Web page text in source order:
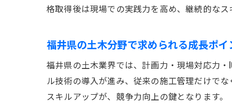
格取得後は現場での実践力を高め、継続的な
福井県の土木分野で求められる成長ポイ
福井県の土木業界では、計画力・現場対応力・
ル技術の導入が進み、従来の施工管理だけで
スキルアップが、競争力向上の鍵となります。